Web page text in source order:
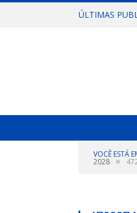
ÚLTIMAS
VOCÊ ESTÁ
2028 »